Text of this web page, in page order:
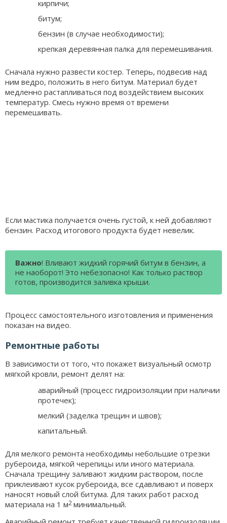
кирпичи;
битум;
бензин (в случае необходимости);
крепкая деревянная палка для перемешивания.
Сначала нужно развести костер. Теперь, подвесив над
ним ведро, положить в него битум. Материал будет
медленно растапливаться под воздействием высоких
температур. Смесь нужно время от времени
перемешивать.
Если мастика получается очень густой, к ней добавляют
бензин. Расход итогового продукта будет невелик.
Важно! Вливают жидкий горячий битум в бензин, а
не наоборот! Это небезопасно! Как только раствор
готов, производится заливка крыши.
Процесс самостоятельного изготовления и применения
показан на видео.
Ремонтные работы
В зависимости от того, что покажет визуальный осмотр
мягкой кровли, ремонт делят на:
аварийный (процесс гидроизоляции при наличии
протечек);
мелкий (заделка трещин и швов);
капитальный.
Для мелкого ремонта необходимы небольшие отрезки
рубероида, мягкой черепицы или иного материала.
Сначала трещину заливают жидким раствором, после
приклеивают кусок рубероида, все сдавливают и поверх
наносят новый слой битума. Для таких работ расход
материала на 1 м2минимальный.